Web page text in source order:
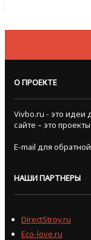
О ПРОЕКТЕ
Vivbo.ru - это идеи
сайте – это
E-mail для
НАШИ ПАРТНЕРЫ
DirectStroy.ru
Eco-love.ru